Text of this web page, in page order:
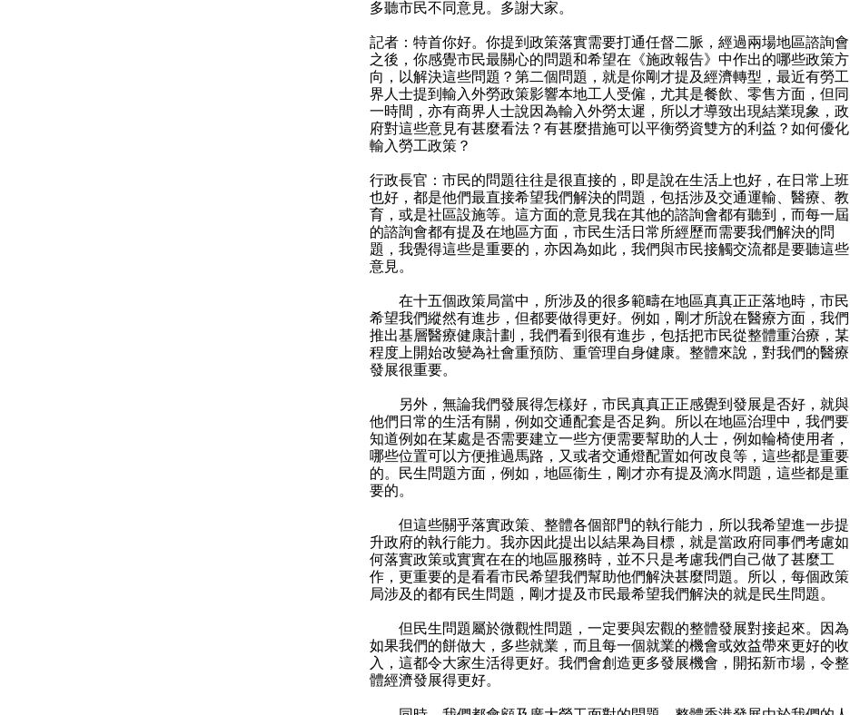
多聽市民不同意見。多謝大家。
記者：特首你好。你提到政策落實需要打通任督二脈，經過兩場地區諮詢會
之後，你感覺市民最關心的問題和希望在《施政報告》中作出的哪些政策方
向，以解決這些問題？第二個問題，就是你剛才提及經濟轉型，最近有勞工
界人士提到輸入外勞政策影響本地工人受僱，尤其是餐飲、零售方面，但同
一時間，亦有商界人士說因為輸入外勞太遲，所以才導致出現結業現象，政
府對這些意見有甚麼看法？有甚麼措施可以平衡勞資雙方的利益？如何優化
輸入勞工政策？
行政長官：市民的問題往往是很直接的，即是說在生活上也好，在日常上班
也好，都是他們最直接希望我們解決的問題，包括涉及交通運輸、醫療、教
育，或是社區設施等。這方面的意見我在其他的諮詢會都有聽到，而每一屆
的諮詢會都有提及在地區方面，市民生活日常所經歷而需要我們解決的問
題，我覺得這些是重要的，亦因為如此，我們與市民接觸交流都是要聽這些
意見。
在十五個政策局當中，所涉及的很多範疇在地區真真正正落地時，市民
希望我們縱然有進步，但都要做得更好。例如，剛才所說在醫療方面，我們
推出基層醫療健康計劃，我們看到很有進步，包括把市民從整體重治療，某
程度上開始改變為社會重預防、重管理自身健康。整體來說，對我們的醫療
發展很重要。
另外，無論我們發展得怎樣好，市民真真正正感覺到發展是否好，就與
他們日常的生活有關，例如交通配套是否足夠。所以在地區治理中，我們要
知道例如在某處是否需要建立一些方便需要幫助的人士，例如輪椅使用者，
哪些位置可以方便推過馬路，又或者交通燈配置如何改良等，這些都是重要
的。民生問題方面，例如，地區衞生，剛才亦有提及滴水問題，這些都是重
要的。
但這些關乎落實政策、整體各個部門的執行能力，所以我希望進一步提
升政府的執行能力。我亦因此提出以結果為目標，就是當政府同事們考慮如
何落實政策或實實在在的地區服務時，並不只是考慮我們自己做了甚麼工
作，更重要的是看看市民希望我們幫助他們解決甚麼問題。所以，每個政策
局涉及的都有民生問題，剛才提及市民最希望我們解決的就是民生問題。
但民生問題屬於微觀性問題，一定要與宏觀的整體發展對接起來。因為
如果我們的餅做大，多些就業，而且每一個就業的機會或效益帶來更好的收
入，這都令大家生活得更好。我們會創造更多發展機會，開拓新市場，令整
體經濟發展得更好。